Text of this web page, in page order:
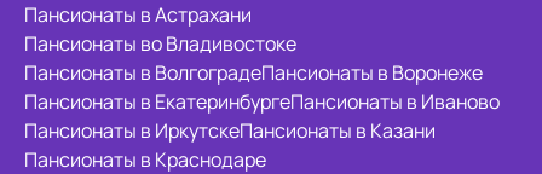
Пансионаты в Астрахани
Пансионаты во Владивостоке
Пансионаты в ВолгоградеПансионаты в Воронеже
Пансионаты в ЕкатеринбургеПансионаты в Иваново
Пансионаты в ИркутскеПансионаты в Казани
Пансионаты в Краснодаре